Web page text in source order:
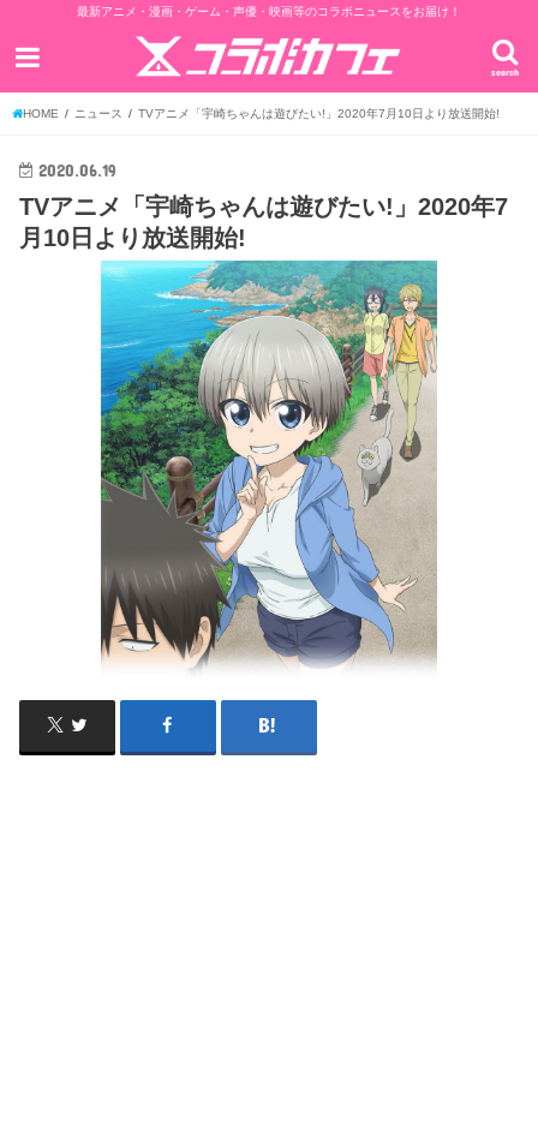
最新アニメ・漫画・ゲーム・声優・映画等のコラボニュースをお届け！
search
HOME ニュース TVアニメ「宇崎ちゃんは遊びたい!」2020年7月10日より放送開始!
2020.06.19
TVアニメ「宇崎ちゃんは遊びたい!」2020年7
月10日より放送開始!